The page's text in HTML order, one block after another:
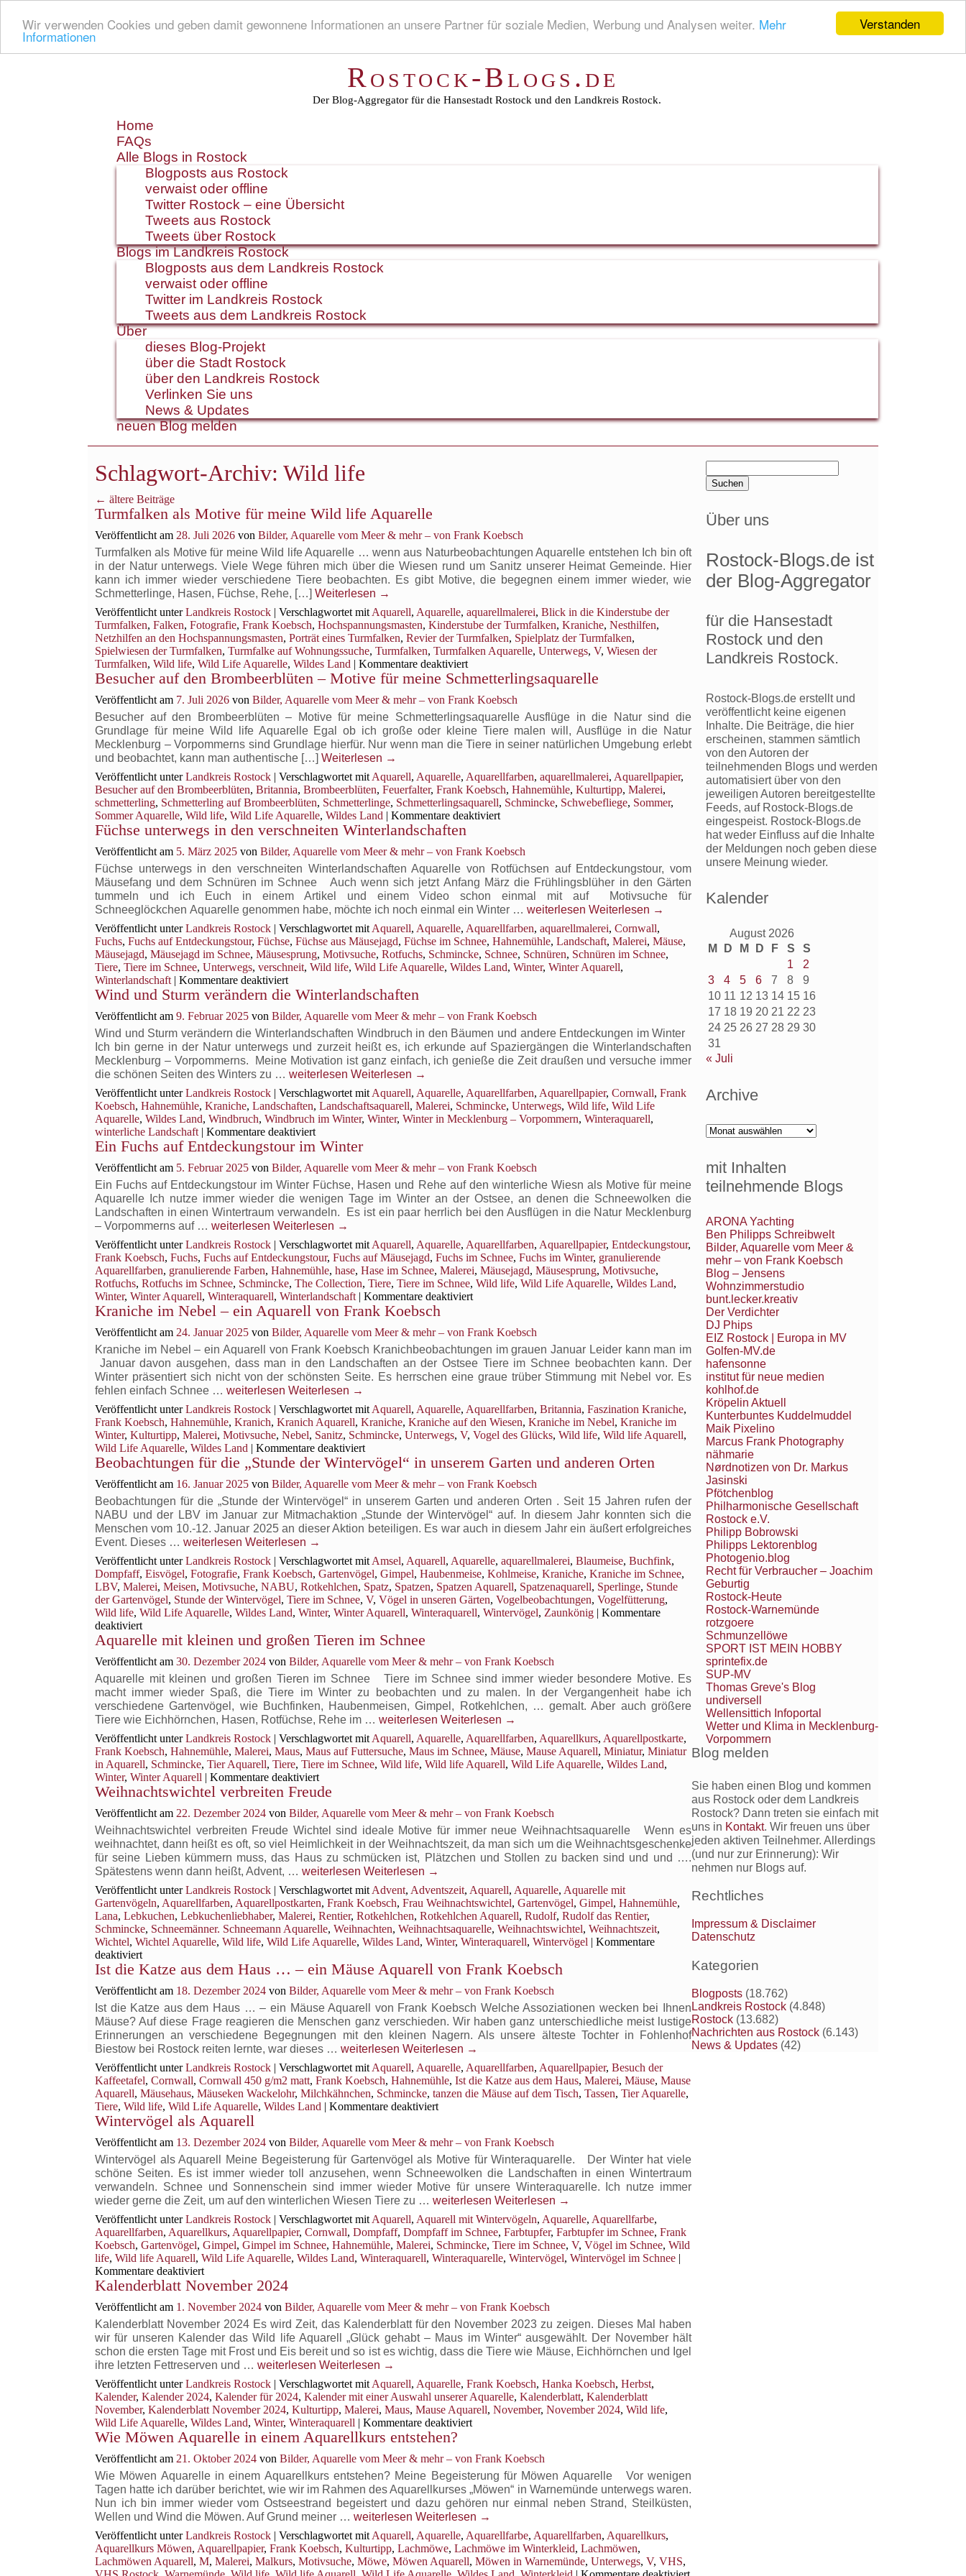
Verstanden
Wir verwenden Cookies und geben damit gewonnene Informationen an unsere Partner für soziale Medien, Werbung und Analysen weiter. Mehr
Informationen
Rostock-Blogs.de
Der Blog-Aggregator für die Hansestadt Rostock und den Landkreis Rostock.
Inhalt
springen
Home
FAQs
Alle Blogs in Rostock
Blogposts aus Rostock
verwaist oder offline
Twitter Rostock – eine Übersicht
Tweets aus Rostock
Tweets über Rostock
Blogs im Landkreis Rostock
Blogposts aus dem Landkreis Rostock
verwaist oder offline
Twitter im Landkreis Rostock
Tweets aus dem Landkreis Rostock
Über
dieses Blog-Projekt
über die Stadt Rostock
über den Landkreis Rostock
Verlinken Sie uns
News & Updates
neuen Blog melden
Schlagwort-Archiv: Wild life
← ältere Beiträge
Turmfalken als Motive für meine Wild life Aquarelle
Veröffentlicht am 28. Juli 2026 von Bilder, Aquarelle vom Meer & mehr – von Frank Koebsch
Turmfalken als Motive für meine Wild life Aquarelle … wenn aus Naturbeobachtungen Aquarelle entstehen Ich bin oft
in der Natur unterwegs. Viele Wege führen mich über die Wiesen rund um Sanitz unserer Heimat Gemeinde. Hier
kann ich immer wieder verschiedene Tiere beobachten. Es gibt Motive, die begegnen einem immer wieder, wie
Schmetterlinge, Hasen, Füchse, Rehe, […] Weiterlesen →
Veröffentlicht unter Landkreis Rostock | Verschlagwortet mit Aquarell, Aquarelle, aquarellmalerei, Blick in die Kinderstube der
Turmfalken, Falken, Fotografie, Frank Koebsch, Hochspannungsmasten, Kinderstube der Turmfalken, Kraniche, Nesthilfen,
Netzhilfen an den Hochspannungsmasten, Porträt eines Turmfalken, Revier der Turmfalken, Spielplatz der Turmfalken,
Spielwiesen der Turmfalken, Turmfalke auf Wohnungssuche, Turmfalken, Turmfalken Aquarelle, Unterwegs, V, Wiesen der
Turmfalken, Wild life, Wild Life Aquarelle, Wildes Land | Kommentare deaktiviertfür
Turmfalken
Motive
für
meine
Wild
Besucher auf den Brombeerblüten – Motive für meine Schmetterlingsaquarelle
Veröffentlicht am 7. Juli 2026 von Bilder, Aquarelle vom Meer & mehr – von Frank Koebsch
Besucher auf den Brombeerblüten – Motive für meine Schmetterlingsaquarelle Ausflüge in die Natur sind die
Grundlage für meine Wild life Aquarelle Egal ob ich große oder kleine Tiere malen will, Ausflüge in die Natur
Mecklenburg – Vorpommerns sind Grundlage hierfür. Nur wenn man die Tiere in seiner natürlichen Umgebung erlebt
und beobachtet, kann man authentische […] Weiterlesen →
Veröffentlicht unter Landkreis Rostock | Verschlagwortet mit Aquarell, Aquarelle, Aquarellfarben, aquarellmalerei, Aquarellpapier,
Besucher auf den Brombeerblüten, Britannia, Brombeerblüten, Feuerfalter, Frank Koebsch, Hahnemühle, Kulturtipp, Malerei,
schmetterling, Schmetterling auf Brombeerblüten, Schmetterlinge, Schmetterlingsaquarell, Schmincke, Schwebefliege, Sommer,
Sommer Aquarelle, Wild life, Wild Life Aquarelle, Wildes Land | Kommentare deaktiviertfür
den
Brombeerblüten
–
Motive
für
Schmetterlingsaquarelle
Füchse unterwegs in den verschneiten Winterlandschaften
Veröffentlicht am 5. März 2025 von Bilder, Aquarelle vom Meer & mehr – von Frank Koebsch
Füchse unterwegs in den verschneiten Winterlandschaften Aquarelle von Rotfüchsen auf Entdeckungstour, vom
Mäusefang und dem Schnüren im Schnee Auch wenn sich jetzt Anfang März die Frühlingsblüher in den Gärten
tummeln und ich Euch in einem Artikel und einem Video schon einmal mit auf Motivsuche für
Schneeglöckchen Aquarelle genommen habe, möchte ich noch einmal ein Winter … Füchse
unterwegs
in
den
verschneiten
Winterlandschaften
weiterlesen Weiterlesen →
Veröffentlicht unter Landkreis Rostock | Verschlagwortet mit Aquarell, Aquarelle, Aquarellfarben, aquarellmalerei, Cornwall,
Fuchs, Fuchs auf Entdeckungstour, Füchse, Füchse aus Mäusejagd, Füchse im Schnee, Hahnemühle, Landschaft, Malerei, Mäuse,
Mäusejagd, Mäusejagd im Schnee, Mäusesprung, Motivsuche, Rotfuchs, Schmincke, Schnee, Schnüren, Schnüren im Schnee,
Tiere, Tiere im Schnee, Unterwegs, verschneit, Wild life, Wild Life Aquarelle, Wildes Land, Winter, Winter Aquarell,
Winterlandschaft | Kommentare deaktiviertfür
Füchse
in
den
verschneiten
Winterlandschaften
Wind und Sturm verändern die Winterlandschaften
Veröffentlicht am 9. Februar 2025 von Bilder, Aquarelle vom Meer & mehr – von Frank Koebsch
Wind und Sturm verändern die Winterlandschaften Windbruch in den Bäumen und andere Entdeckungen im Winter
Ich bin gerne in der Natur unterwegs und zurzeit heißt es, ich erkunde auf Spaziergängen die Winterlandschaften
Mecklenburg – Vorpommerns. Meine Motivation ist ganz einfach, ich genieße die Zeit draußen und versuche immer
die schönen Seiten des Winters zu … Wind
und
Sturm
verändern
die
Winterlandschaften
weiterlesen Weiterlesen →
Veröffentlicht unter Landkreis Rostock | Verschlagwortet mit Aquarell, Aquarelle, Aquarellfarben, Aquarellpapier, Cornwall, Frank
Koebsch, Hahnemühle, Kraniche, Landschaften, Landschaftsaquarell, Malerei, Schmincke, Unterwegs, Wild life, Wild Life
Aquarelle, Wildes Land, Windbruch, Windbruch im Winter, Winter, Winter in Mecklenburg – Vorpommern, Winteraquarell,
winterliche Landschaft | Kommentare deaktiviertfür
Wind
Sturm
verändern
die
Winterlandschaften
Ein Fuchs auf Entdeckungstour im Winter
Veröffentlicht am 5. Februar 2025 von Bilder, Aquarelle vom Meer & mehr – von Frank Koebsch
Ein Fuchs auf Entdeckungstour im Winter Füchse, Hasen und Rehe auf den winterliche Wiesn als Motive für meine
Aquarelle Ich nutze immer wieder die wenigen Tage im Winter an der Ostsee, an denen die Schneewolken die
Landschaften in einen Wintertraum verwandeln. Es ist ein paar herrlich bei den Ausflügen in die Natur Mecklenburg
– Vorpommerns auf … Ein
Fuchs
auf
Entdeckungstour
im Winter
weiterlesen Weiterlesen →
Veröffentlicht unter Landkreis Rostock | Verschlagwortet mit Aquarell, Aquarelle, Aquarellfarben, Aquarellpapier, Entdeckungstour,
Frank Koebsch, Fuchs, Fuchs auf Entdeckungstour, Fuchs auf Mäusejagd, Fuchs im Schnee, Fuchs im Winter, granulierende
Aquarellfarben, granulierende Farben, Hahnemühle, hase, Hase im Schnee, Malerei, Mäusejagd, Mäusesprung, Motivsuche,
Rotfuchs, Rotfuchs im Schnee, Schmincke, The Collection, Tiere, Tiere im Schnee, Wild life, Wild Life Aquarelle, Wildes Land,
Winter, Winter Aquarell, Winteraquarell, Winterlandschaft | Kommentare deaktiviertfür
auf
Entdeckungstour
im
Winter
Kraniche im Nebel – ein Aquarell von Frank Koebsch
Veröffentlicht am 24. Januar 2025 von Bilder, Aquarelle vom Meer & mehr – von Frank Koebsch
Kraniche im Nebel – ein Aquarell von Frank Koebsch Kranichbeobachtungen im grauen Januar Leider kann man im
Januar davon ausgehen, dass man in den Landschaften an der Ostsee Tiere im Schnee beobachten kann. Der
Winter präsentiert sich nicht von der schönsten Seite. Es herrschen eine graue trüber Stimmung mit Nebel vor. Es
fehlen einfach Schnee … Kraniche
im
Nebel
–
ein
Aquarell
von
Frank Koebsch
weiterlesen Weiterlesen →
Veröffentlicht unter Landkreis Rostock | Verschlagwortet mit Aquarell, Aquarelle, Aquarellfarben, Britannia, Faszination Kraniche,
Frank Koebsch, Hahnemühle, Kranich, Kranich Aquarell, Kraniche, Kraniche auf den Wiesen, Kraniche im Nebel, Kraniche im
Winter, Kulturtipp, Malerei, Motivsuche, Nebel, Sanitz, Schmincke, Unterwegs, V, Vogel des Glücks, Wild life, Wild life Aquarell,
Wild Life Aquarelle, Wildes Land | Kommentare deaktiviertfür
Kraniche
Nebel
–
ein
Aquarell
Koebsch
Beobachtungen für die „Stunde der Wintervögel“ in unserem Garten und anderen Orten
Veröffentlicht am 16. Januar 2025 von Bilder, Aquarelle vom Meer & mehr – von Frank Koebsch
Beobachtungen für die „Stunde der Wintervögel“ in unserem Garten und anderen Orten . Seit 15 Jahren rufen der
NABU und der LBV im Januar zur Mitmachaktion „Stunde der Wintervögel“ auf. In diesem Jahr konnten sich die
Menschen vom 10.-12. Januar 2025 an dieser Aktion beteiligen. Es war auch in diesem Jahr ein äußert erfolgreiches
Event. Dieses … Beobachtungen
für
die
„Stunde
der
Wintervögel“
unserem
und
anderen Orten
weiterlesen Weiterlesen →
Veröffentlicht unter Landkreis Rostock | Verschlagwortet mit Amsel, Aquarell, Aquarelle, aquarellmalerei, Blaumeise, Buchfink,
Dompfaff, Eisvögel, Fotografie, Frank Koebsch, Gartenvögel, Gimpel, Haubenmeise, Kohlmeise, Kraniche, Kraniche im Schnee,
LBV, Malerei, Meisen, Motivsuche, NABU, Rotkehlchen, Spatz, Spatzen, Spatzen Aquarell, Spatzenaquarell, Sperlinge, Stunde
der Gartenvögel, Stunde der Wintervögel, Tiere im Schnee, V, Vögel in unseren Gärten, Vogelbeobachtungen, Vogelfütterung,
Wild life, Wild Life Aquarelle, Wildes Land, Winter, Winter Aquarell, Winteraquarell, Wintervögel, Zaunkönig | Kommentare
deaktiviertfür
Beobachtungen
die
„Stunde
der
Wintervögel“
in
Garten
und
anderen
Orten
Aquarelle mit kleinen und großen Tieren im Schnee
Veröffentlicht am 30. Dezember 2024 von Bilder, Aquarelle vom Meer & mehr – von Frank Koebsch
Aquarelle mit kleinen und großen Tieren im Schnee Tiere im Schnee sind immer wieder besondere Motive. Es
macht immer wieder Spaß, die Tiere im Winter zu beobachten und zu malen. In der Vergangenheit habe ich
verschiedene Gartenvögel, wie Buchfinken, Haubenmeisen, Gimpel, Rotkehlchen, … gemalt. Aber auch größere
Tiere wie Eichhörnchen, Hasen, Rotfüchse, Rehe im … Aquarelle
kleinen
und
weiterlesen Weiterlesen →
Veröffentlicht unter Landkreis Rostock | Verschlagwortet mit Aquarell, Aquarelle, Aquarellfarben, Aquarellkurs, Aquarellpostkarte,
Frank Koebsch, Hahnemühle, Malerei, Maus, Maus auf Futtersuche, Maus im Schnee, Mäuse, Mause Aquarell, Miniatur, Miniatur
in Aquarell, Schmincke, Tier Aquarell, Tiere, Tiere im Schnee, Wild life, Wild life Aquarell, Wild Life Aquarelle, Wildes Land,
Winter, Winter Aquarell | Kommentare deaktiviertfür
Aquarelle
kleinen
und
großen
Tieren
im
Weihnachtswichtel verbreiten Freude
Veröffentlicht am 22. Dezember 2024 von Bilder, Aquarelle vom Meer & mehr – von Frank Koebsch
Weihnachtswichtel verbreiten Freude Wichtel sind ideale Motive für immer neue Weihnachtsaquarelle Wenn es
weihnachtet, dann heißt es oft, so viel Heimlichkeit in der Weihnachtszeit, da man sich um die Weihnachtsgeschenke
für seine Lieben kümmern muss, das Haus zu schmücken ist, Plätzchen und Stollen zu backen sind und und ….
Spätestens wenn dann heißt, Advent, … Weihnachtswichtel
verbreiten
Freude
weiterlesen Weiterlesen →
Veröffentlicht unter Landkreis Rostock | Verschlagwortet mit Advent, Adventszeit, Aquarell, Aquarelle, Aquarelle mit
Gartenvögeln, Aquarellfarben, Aquarellpostkarten, Frank Koebsch, Frau Weihnachtswichtel, Gartenvögel, Gimpel, Hahnemühle,
Lana, Lebkuchen, Lebkuchenliebhaber, Malerei, Rentier, Rotkehlchen, Rotkehlchen Aquarell, Rudolf, Rudolf das Rentier,
Schmincke, Schneemänner. Schneemann Aquarelle, Weihnachten, Weihnachtsaquarelle, Weihnachtswichtel, Weihnachtszeit,
Wichtel, Wichtel Aquarelle, Wild life, Wild Life Aquarelle, Wildes Land, Winter, Winteraquarell, Wintervögel | Kommentare
deaktiviertfür
Weihnachtswichtel
Freude
Ist die Katze aus dem Haus … – ein Mäuse Aquarell von Frank Koebsch
Veröffentlicht am 18. Dezember 2024 von Bilder, Aquarelle vom Meer & mehr – von Frank Koebsch
Ist die Katze aus dem Haus … – ein Mäuse Aquarell von Frank Koebsch Welche Assoziationen wecken bei Ihnen
Mäuse? Auf diese Frage reagieren die Menschen ganz verschieden. Wir haben ganz unterschiedliche meist lustige
Erinnerungen an verschiedene Begegnungen mit den kleinen Nagern. Als unsere älteste Tochter in Fohlenhof
Biestow bei Rostock reiten lernte, war dieses … Ist
die
Katze
aus
dem
–
ein
Mäuse
Aquarell
von
weiterlesen Weiterlesen →
Veröffentlicht unter Landkreis Rostock | Verschlagwortet mit Aquarell, Aquarelle, Aquarellfarben, Aquarellpapier, Besuch der
Kaffeetafel, Cornwall, Cornwall 450 g/m2 matt, Frank Koebsch, Hahnemühle, Ist die Katze aus dem Haus, Malerei, Mäuse, Mause
Aquarell, Mäusehaus, Mäuseken Wackelohr, Milchkähnchen, Schmincke, tanzen die Mäuse auf dem Tisch, Tassen, Tier Aquarelle,
Tiere, Wild life, Wild Life Aquarelle, Wildes Land | Kommentare deaktiviertfür
Katze
aus
dem
Haus
…
ein
Mäuse
Aquarell
von
Wintervögel als Aquarell
Veröffentlicht am 13. Dezember 2024 von Bilder, Aquarelle vom Meer & mehr – von Frank Koebsch
Wintervögel als Aquarell Meine Begeisterung für Gartenvögel als Motive für Winteraquarelle. Der Winter hat viele
schöne Seiten. Es ist immer wieder toll anzusehen, wenn Schneewolken die Landschaften in einen Wintertraum
verwandeln. Schnee und Sonnenschein sind immer wieder Motive für unsere Winteraquarelle. Ich nutze immer
wieder gerne die Zeit, um auf den winterlichen Wiesen Tiere zu … Wintervögel
Aquarell
weiterlesen Weiterlesen →
Veröffentlicht unter Landkreis Rostock | Verschlagwortet mit Aquarell, Aquarell mit Wintervögeln, Aquarelle, Aquarellfarbe,
Aquarellfarben, Aquarellkurs, Aquarellpapier, Cornwall, Dompfaff, Dompfaff im Schnee, Farbtupfer, Farbtupfer im Schnee, Frank
Koebsch, Gartenvögel, Gimpel, Gimpel im Schnee, Hahnemühle, Malerei, Schmincke, Tiere im Schnee, V, Vögel im Schnee, Wild
life, Wild life Aquarell, Wild Life Aquarelle, Wildes Land, Winteraquarell, Winteraquarelle, Wintervögel, Wintervögel im Schnee |
Kommentare deaktiviertfür
Wintervögel
Aquarell
Kalenderblatt November 2024
Veröffentlicht am 1. November 2024 von Bilder, Aquarelle vom Meer & mehr – von Frank Koebsch
Kalenderblatt November 2024 Es wird Zeit, das Kalenderblatt für den November 2023 zu zeigen. Dieses Mal haben
wir für unseren Kalender das Wild life Aquarell „Glück gehabt – Maus im Winter“ ausgewählt. Der November hält
schon die ersten Tage mit Frost und Eis bereit und so ist es wichtig, dass die Tiere wie Mäuse, Eichhörnchen und Igel
ihre letzten Fettreserven und … Kalenderblatt
November
2024
weiterlesen Weiterlesen →
Veröffentlicht unter Landkreis Rostock | Verschlagwortet mit Aquarell, Aquarelle, Frank Koebsch, Hanka Koebsch, Herbst,
Kalender, Kalender 2024, Kalender für 2024, Kalender mit einer Auswahl unserer Aquarelle, Kalenderblatt, Kalenderblatt
November, Kalenderblatt November 2024, Kulturtipp, Malerei, Maus, Mause Aquarell, November, November 2024, Wild life,
Wild Life Aquarelle, Wildes Land, Winter, Winteraquarell | Kommentare deaktiviertfür
2024
Wie Möwen Aquarelle in einem Aquarellkurs entstehen?
Veröffentlicht am 21. Oktober 2024 von Bilder, Aquarelle vom Meer & mehr – von Frank Koebsch
Wie Möwen Aquarelle in einem Aquarellkurs entstehen? Meine Begeisterung für Möwen Aquarelle Vor wenigen
Tagen hatte ich darüber berichtet, wie wir im Rahmen des Aquarellkurses „Möwen“ in Warnemünde unterwegs waren.
Nun ich bin immer wieder vom Ostseestrand begeistert und dazu gehören nur einmal neben Strand, Steilküsten,
Wellen und Wind die Möwen. Auf Grund meiner … Wie
Möwen
Aquarelle
in
einem
weiterlesen Weiterlesen →
Veröffentlicht unter Landkreis Rostock | Verschlagwortet mit Aquarell, Aquarelle, Aquarellfarbe, Aquarellfarben, Aquarellkurs,
Aquarellkurs Möwen, Aquarellpapier, Frank Koebsch, Kulturtipp, Lachmöwe, Lachmöwe im Winterkleid, Lachmöwen,
Lachmöwen Aquarell, M, Malerei, Malkurs, Motivsuche, Möwe, Möwen Aquarell, Möwen in Warnemünde, Unterwegs, V, VHS,
für
nach:
Über uns
Rostock-Blogs.de ist
der Blog-Aggregator
für die Hansestadt
Rostock und den
Landkreis Rostock.
Rostock-Blogs.de erstellt und
veröffentlicht keine eigenen
Inhalte. Die Beiträge, die hier
erscheinen, stammen sämtlich
von den Autoren der
teilnehmenden Blogs und werden
automatisiert über von den
jeweiligen Autoren bereitgestellte
Feeds, auf Rostock-Blogs.de
eingespeist. Rostock-Blogs.de
hat weder Einfluss auf die Inhalte
der Meldungen noch geben diese
unsere Meinung wieder.
Kalender
August 2026
M
D M D F S
S
1
2
3
4 5 6 7 8
9
10 11 12 13 14 15 16
17 18 19 20 21 22 23
24 25 26 27 28 29 30
31
« Juli
Archive
Archive
mit Inhalten
teilnehmende Blogs
ARONA Yachting
Ben Philipps Schreibwelt
Bilder, Aquarelle vom Meer &
mehr – von Frank Koebsch
Blog – Jensens
Wohnzimmerstudio
bunt.lecker.kreativ
Der Verdichter
DJ Phips
EIZ Rostock | Europa in MV
Golfen-MV.de
hafensonne
institut für neue medien
kohlhof.de
Kröpelin Aktuell
Kunterbuntes Kuddelmuddel
Maik Pixelino
Marcus Frank Photography
nähmarie
Nørdnotizen von Dr. Markus
Jasinski
Pfötchenblog
Philharmonische Gesellschaft
Rostock e.V.
Philipp Bobrowski
Philipps Lektorenblog
Photogenio.blog
Recht für Verbraucher – Joachim
Geburtig
Rostock-Heute
Rostock-Warnemünde
rotzgoere
Schmunzellöwe
SPORT IST MEIN HOBBY
sprintefix.de
SUP-MV
Thomas Greve's Blog
undiversell
Wellensittich Infoportal
Wetter und Klima in Mecklenburg-
Vorpommern
Blog melden
Sie haben einen Blog und kommen
aus Rostock oder dem Landkreis
Rostock? Dann treten sie einfach mit
uns in Kontakt. Wir freuen uns über
jeden aktiven Teilnehmer. Allerdings
(und nur zur Erinnerung): Wir
nehmen nur Blogs auf.
Rechtliches
Impressum & Disclaimer
Datenschutz
Kategorien
Blogposts (18.762)
Landkreis Rostock (4.848)
Rostock (13.682)
Nachrichten aus Rostock (6.143)
News & Updates (42)